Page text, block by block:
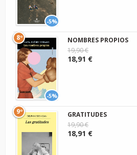
-5%
-5%
8º
NOMBRES PROPIOS
19,90 €
18,91 €
9º
GRATITUDES
19,90 €
18,91 €